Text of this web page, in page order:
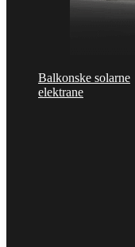
Balkonske solarne
elektrane